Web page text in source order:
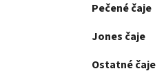
Pečené čaje
Jones čaje
Ostatné čaje